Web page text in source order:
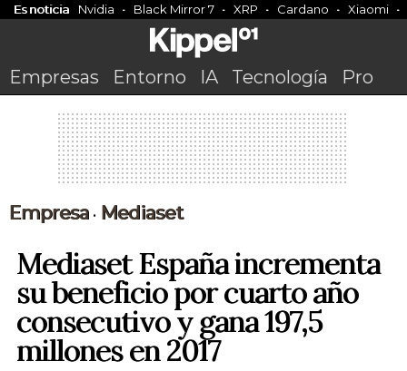
Es noticia Nvidia Black Mirror 7 XRP Cardano Xiaomi
Empresas Entorno IA Tecnología Pro
Empresa• Mediaset
Mediaset España incrementa
su beneficio por cuarto año
consecutivo y gana 197,5
millones en 2017